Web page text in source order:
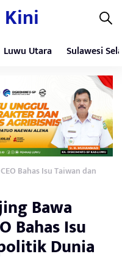
Luwu Utara Sulawesi
Bahas Isu Taiwan dan
Bawa
Bahas Isu
Dunia